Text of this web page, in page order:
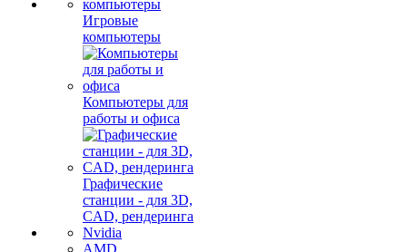
Игровые
компьютеры
Компьютеры для
работы и офиса
Графические
станции - для 3D,
CAD, рендеринга
Nvidia
AMD